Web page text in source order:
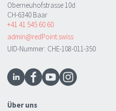
Oberneuhofstrasse 10d
CH-6340 Baar
+41 41 545 60 60
admin@redPoint.swiss
UID-Nummer: CHE-108-011-350
Über uns